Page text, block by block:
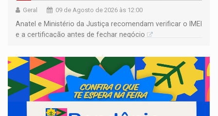
Geral 09 de Agosto de 2026 às 12:00
Anatel e Ministério da Justiça recomendam verificar o IMEI
e a certificação antes de fechar negócio